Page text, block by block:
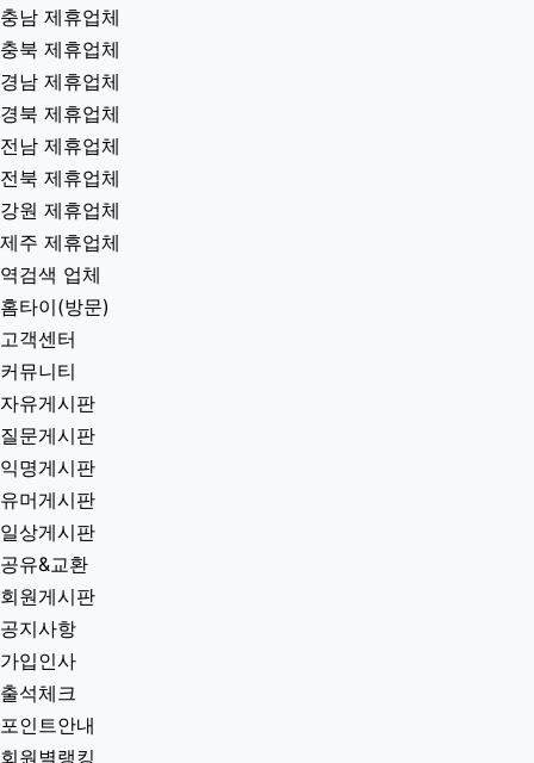
충남 제휴업체
충북 제휴업체
경남 제휴업체
경북 제휴업체
전남 제휴업체
전북 제휴업체
강원 제휴업체
제주 제휴업체
역검색 업체
홈타이(방문)
고객센터
커뮤니티
자유게시판
질문게시판
익명게시판
유머게시판
일상게시판
공유&교환
회원게시판
공지사항
가입인사
출석체크
포인트안내
회원별랭킹